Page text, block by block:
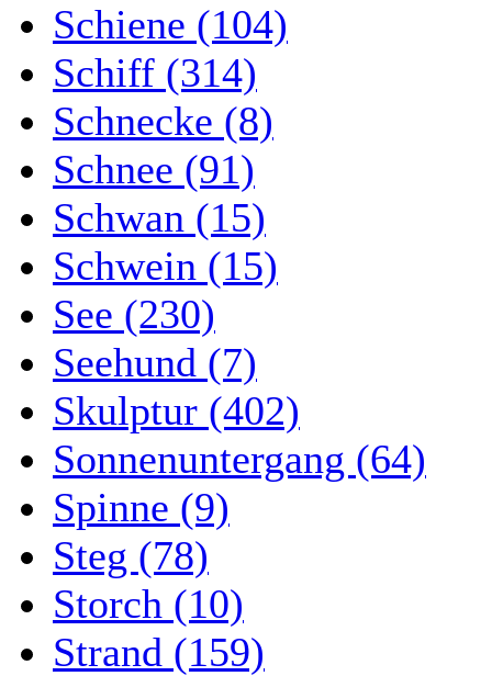
Schiene (104)
Schiff (314)
Schnecke (8)
Schnee (91)
Schwan (15)
Schwein (15)
See (230)
Seehund (7)
Skulptur (402)
Sonnenuntergang (64)
Spinne (9)
Steg (78)
Storch (10)
Strand (159)